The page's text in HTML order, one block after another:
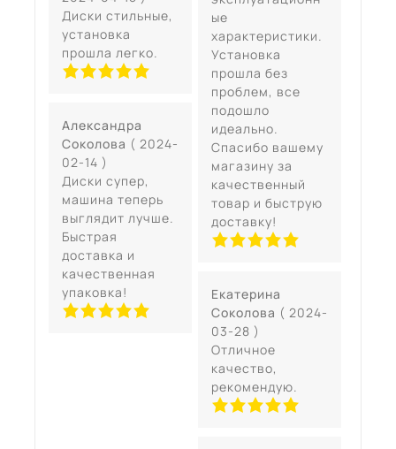
Диски стильные,
установка
прошла легко.
Александра
Соколова ( 2024-
02-14 )
Диски супер,
машина теперь
выглядит лучше.
Быстрая
доставка и
качественная
упаковка!
ые
характеристики.
Установка
прошла без
проблем, все
подошло
идеально.
Спасибо вашему
магазину за
качественный
товар и быструю
доставку!
Екатерина
Соколова ( 2024-
03-28 )
Отличное
качество,
рекомендую.